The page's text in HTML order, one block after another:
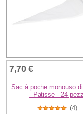
7,70 €
Sac à poche monouso
- Patisse - 24
(4)